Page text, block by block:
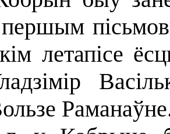
летапісе